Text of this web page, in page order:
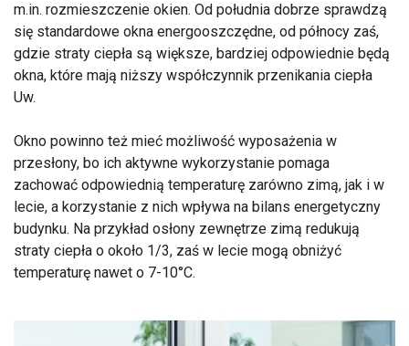
m.in. rozmieszczenie okien. Od południa dobrze sprawdzą
się standardowe okna energooszczędne, od północy zaś,
gdzie straty ciepła są większe, bardziej odpowiednie będą
okna, które mają niższy współczynnik przenikania ciepła
Uw.
Okno powinno też mieć możliwość wyposażenia w
przesłony, bo ich aktywne wykorzystanie pomaga
zachować odpowiednią temperaturę zarówno zimą, jak i w
lecie, a korzystanie z nich wpływa na bilans energetyczny
budynku. Na przykład osłony zewnętrze zimą redukują
straty ciepła o około 1/3, zaś w lecie mogą obniżyć
temperaturę nawet o 7-10°C.